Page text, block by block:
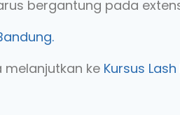
bergantung pada
melanjutkan ke Kursus